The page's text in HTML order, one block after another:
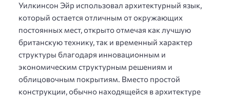
Уилкинсон Эйр использовал архитектурный язык,
который остается отличным от окружающих
постоянных мест, открыто отмечая как лучшую
британскую технику, так и временный характер
структуры благодаря инновационным и
экономическим структурным решениям и
облицовочным покрытиям. Вместо простой
конструкции, обычно находящейся в архитектуре